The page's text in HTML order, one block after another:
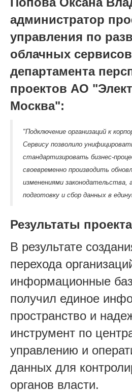
администратор
управления по
облачных сервисов
департамента
проектов АО
Москва":
"Подключение организаций к
Сервису позволило
стандартизировать бизнес-
своевременно производить
изменениями
подготовку и сбор данных в
Результаты проекта
В результате
перехода
информационные
получил единое
пространство и
инструмент по
управлению и
данных для
органов власти.